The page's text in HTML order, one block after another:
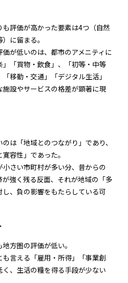
評価が高かった要素は4つ（自然
に留まる。
が低いのは、都市のアメニティに
」「買物・飲食」、「初等・中等
移動・交通」「デジタル生活」
設やサービスの格差が顕著に現
は「地域とのつながり」であり、
容性」であった。
さい市町村が多い分、昔からの
が強く残る反面、それが地域の「多
、負の影響をもたらしている可
方圏の評価が低い。
言える「雇用・所得」「事業創
く、生活の糧を得る手段が少ない